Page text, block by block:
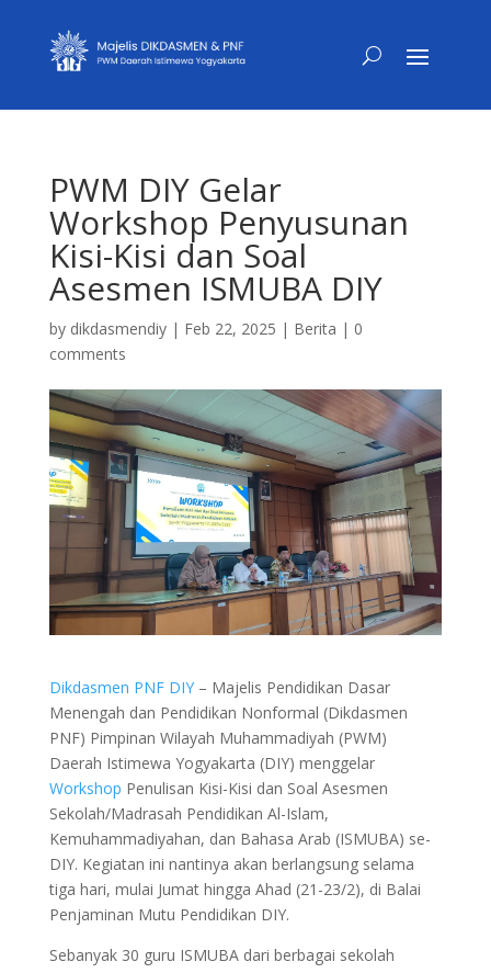
PWM DIY Gelar
Workshop Penyusunan
Kisi-Kisi dan Soal
Asesmen ISMUBA DIY
by dikdasmendiy| Feb 22, 2025 | Berita | 0
comments
Dikdasmen PNF DIY– Majelis Pendidikan Dasar
Menengah dan Pendidikan Nonformal (Dikdasmen
PNF) Pimpinan Wilayah Muhammadiyah (PWM)
Daerah Istimewa Yogyakarta (DIY) menggelar
Workshop Penulisan Kisi-Kisi dan Soal Asesmen
Sekolah/Madrasah Pendidikan Al-Islam,
Kemuhammadiyahan, dan Bahasa Arab (ISMUBA) se-
DIY. Kegiatan ini nantinya akan berlangsung selama
tiga hari, mulai Jumat hingga Ahad (21-23/2), di Balai
Penjaminan Mutu Pendidikan DIY.
Sebanyak 30 guru ISMUBA dari berbagai sekolah